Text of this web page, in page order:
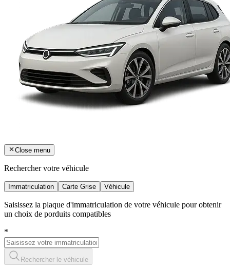
Close menu
Rechercher votre véhicule
Immatriculation Carte Grise Véhicule
Saisissez la plaque d'immatriculation de votre véhicule pour obtenir
un choix de porduits compatibles
*
Rechercher le véhicule